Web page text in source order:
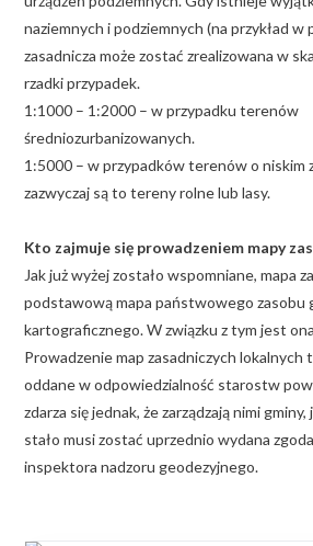
naziemnych i podziemnych (na przykład w
zasadnicza może zostać zrealizowana w
rzadki przypadek.
1:1000 – 1:2000 – w przypadku terenów
średniozurbanizowanych.
1:5000 – w przypadków terenów o niskim
zazwyczaj są to tereny rolne lub lasy.
Kto zajmuje się prowadzeniem mapy
Jak już wyżej zostało wspomniane, mapa
podstawową mapa państwowego zasobu
kartograficznego. W związku z tym jest
Prowadzenie map zasadniczych lokalnych
oddane w odpowiedzialność starostw
zdarza się jednak, że zarządzają nimi
stało musi zostać uprzednio wydana
inspektora nadzoru geodezyjnego.